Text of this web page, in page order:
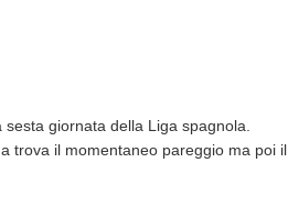
giornata della Liga spagnola.
trova il momentaneo pareggio ma poi il